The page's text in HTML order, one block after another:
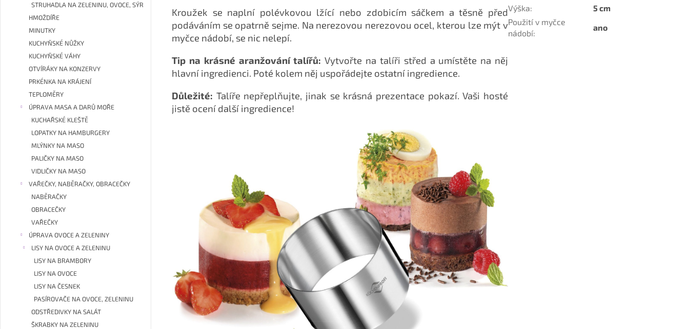
STRUHADLA NA ZELENINU, OVOCE, SÝR
HMOŽDÍŘE
MINUTKY
KUCHYŇSKÉ NŮŽKY
KUCHYŇSKÉ VÁHY
OTVÍRÁKY NA KONZERVY
PRKÉNKA NA KRÁJENÍ
TEPLOMĚRY
ÚPRAVA MASA A DARŮ MOŘE
KUCHAŘSKÉ KLEŠTĚ
LOPATKY NA HAMBURGERY
MLÝNKY NA MASO
PALIČKY NA MASO
VIDLIČKY NA MASO
VAŘEČKY, NABĚRAČKY, OBRACEČKY
NABĚRAČKY
OBRACEČKY
VAŘEČKY
ÚPRAVA OVOCE A ZELENINY
LISY NA OVOCE A ZELENINU
LISY NA BRAMBORY
LISY NA OVOCE
LISY NA ČESNEK
PASÍROVAČE NA OVOCE, ZELENINU
ODSTŘEDIVKY NA SALÁT
ŠKRABKY NA ZELENINU
Kroužek se naplní polévkovou lžící nebo zdobicím sáčkem a těsně před
podáváním se opatrně sejme. Na nerezovou nerezovou ocel, kterou lze mýt v
myčce nádobí, se nic nelepí.
Tip na krásné aranžování talířů: Vytvořte na talíři střed a umístěte na něj
hlavní ingredienci. Poté kolem něj uspořádejte ostatní ingredience.
Důležité: Talíře nepřeplňujte, jinak se krásná prezentace pokazí. Vaši hosté
jistě ocení další ingredience!
Výška:
5 cm
Použití v myčce
nádobí:
ano